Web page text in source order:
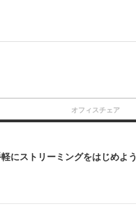
にストリーミングをはじめよ
オフィスチェア